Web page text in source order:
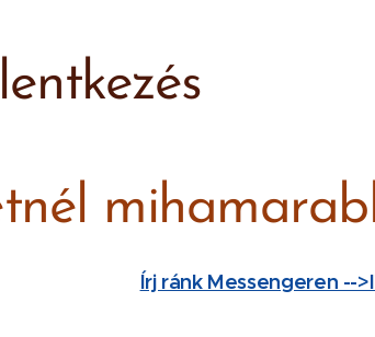
Írj ránk Messengeren --